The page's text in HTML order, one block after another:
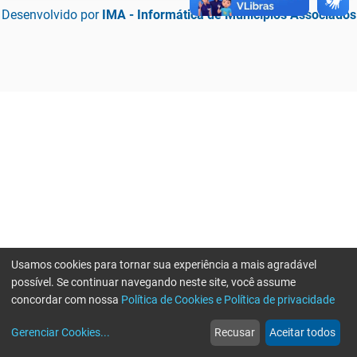
Desenvolvido por IMA - Informática de Municípios Associados
web
Notícias
more_horiz
Mais
Usamos cookies para tornar sua experiência a mais agradável
possível. Se continuar navegando neste site, você assume
concordar com nossa Política de Cookies e Política de privacidade
Gerenciar Cookies... Recusar Aceitar todos
Erro ao enviar informações, por favor tente novamente